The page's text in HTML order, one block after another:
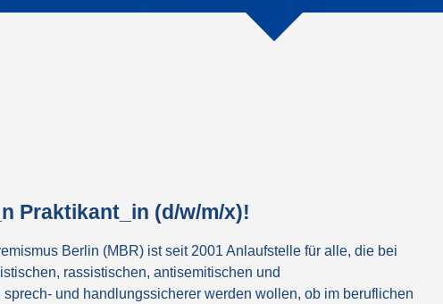
Praktikant_in (d/w/m/x)!
Berlin (MBR) ist seit 2001 Anlaufstelle für alle, die bei
rassistischen, antisemitischen und
und handlungssicherer werden wollen, ob im beruflichen